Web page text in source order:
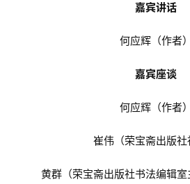
嘉宾讲话
何应辉（作者）
嘉宾座谈
何应辉（作者）
崔伟（荣宝斋出版社
黄群（荣宝斋出版社书法编辑室